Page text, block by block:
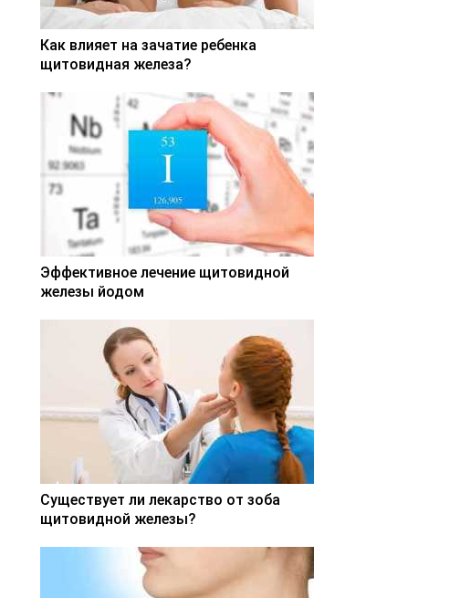
Как влияет на зачатие ребенка
щитовидная железа?
Эффективное лечение щитовидной
железы йодом
Существует ли лекарство от зоба
щитовидной железы?